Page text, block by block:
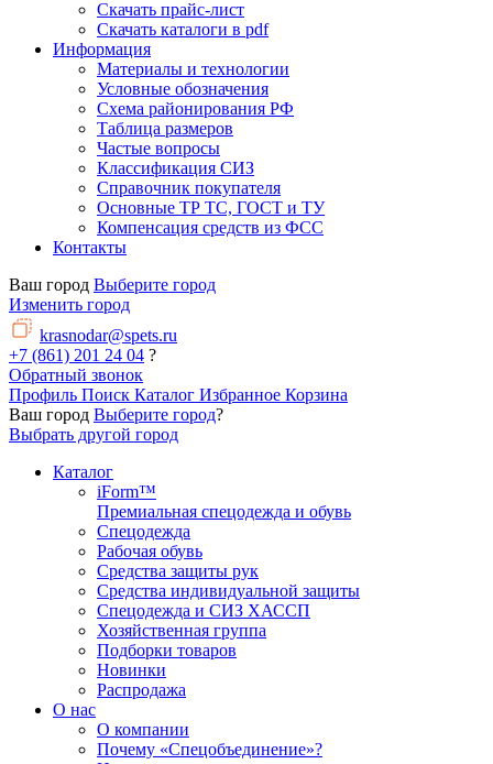
Скачать прайс-лист
Скачать каталоги в pdf
Информация
Материалы и технологии
Условные обозначения
Схема районирования РФ
Таблица размеров
Частые вопросы
Классификация СИЗ
Справочник покупателя
Основные ТР ТС, ГОСТ и ТУ
Компенсация средств из ФСС
Контакты
Ваш город Выберите город
Изменить город
krasnodar@spets.ru
+7 (861) 201 24 04 ?
Обратный звонок
Профиль Поиск Каталог Избранное Корзина
Ваш город Выберите город?
Выбрать другой город
Каталог
iForm™
Премиальная спецодежда и обувь
Спецодежда
Рабочая обувь
Средства защиты рук
Средства индивидуальной защиты
Спецодежда и СИЗ ХАССП
Хозяйственная группа
Подборки товаров
Новинки
Распродажа
О нас
О компании
Почему «Спецобъединение»?